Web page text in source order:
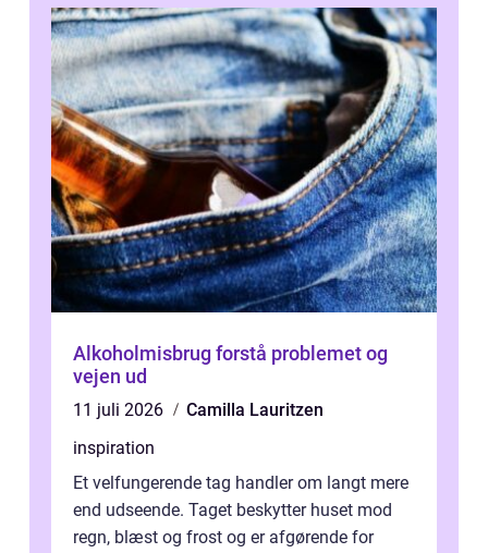
Alkoholmisbrug forstå problemet og
vejen ud
11 juli 2026
Camilla Lauritzen
inspiration
Et velfungerende tag handler om langt mere
end udseende. Taget beskytter huset mod
regn, blæst og frost og er afgørende for